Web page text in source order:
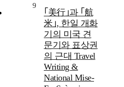
9
｢美行｣과 ｢航
米｣, 한일 개화
기의 미국 견
문기와 표상권
의 근대 Travel
Writing &
National Mise-